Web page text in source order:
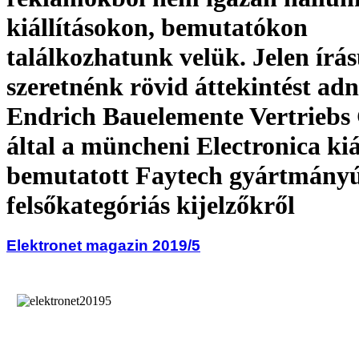
kiállításokon, bemutatókon
találkozhatunk velük. Jelen
szeretnénk rövid áttekintést
Endrich Bauelemente
által a müncheni Electronica
bemutatott Faytech
felsőkategóriás kijelzőkről
Elektronet magazin 2019/5